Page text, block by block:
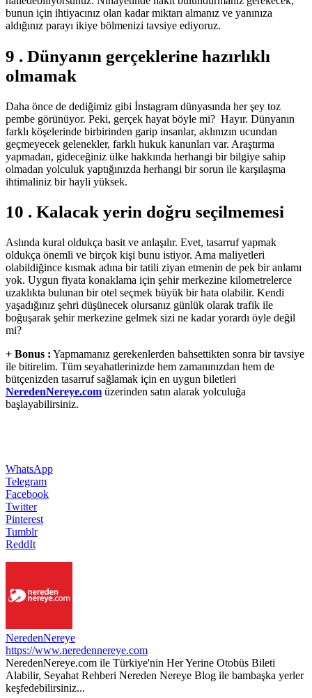
bunun için ihtiyacınız olan kadar miktarı almanız ve yanınıza
aldığınız parayı ikiye bölmenizi tavsiye ediyoruz.
9 . Dünyanın gerçeklerine hazırlıklı
olmamak
Daha önce de dediğimiz gibi İnstagram dünyasında her şey toz
pembe görünüyor. Peki, gerçek hayat böyle mi? Hayır. Dünyanın
farklı köşelerinde birbirinden garip insanlar, aklınızın ucundan
geçmeyecek gelenekler, farklı hukuk kanunları var. Araştırma
yapmadan, gideceğiniz ülke hakkında herhangi bir bilgiye sahip
olmadan yolculuk yaptığınızda herhangi bir sorun ile karşılaşma
ihtimaliniz bir hayli yüksek.
10 . Kalacak yerin doğru seçilmemesi
Aslında kural oldukça basit ve anlaşılır. Evet, tasarruf yapmak
oldukça önemli ve birçok kişi bunu istiyor. Ama maliyetleri
olabildiğince kısmak adına bir tatili ziyan etmenin de pek bir anlamı
yok. Uygun fiyata konaklama için şehir merkezine kilometrelerce
uzaklıkta bulunan bir otel seçmek büyük bir hata olabilir. Kendi
yaşadığınız şehri düşünecek olursanız günlük olarak trafik ile
boğuşarak şehir merkezine gelmek sizi ne kadar yorardı öyle değil
mi?
+ Bonus : Yapmamanız gerekenlerden bahsettikten sonra bir tavsiye
ile bitirelim. Tüm seyahatlerinizde hem zamanınızdan hem de
bütçenizden tasarruf sağlamak için en uygun biletleri
NeredenNereye.com üzerinden satın alarak yolculuğa
başlayabilirsiniz.
WhatsApp
Telegram
Facebook
Twitter
Pinterest
Tumblr
ReddIt
NeredenNereye
https://www.neredennereye.com
NeredenNereye.com ile Türkiye'nin Her Yerine Otobüs Bileti
Alabilir, Seyahat Rehberi Nereden Nereye Blog ile bambaşka yerler
keşfedebilirsiniz...